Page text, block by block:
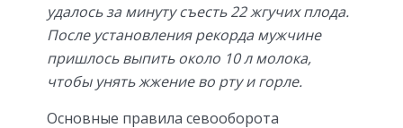
удалось за минуту съесть 22 жгучих плода.
После установления рекорда мужчине
пришлось выпить около 10 л молока,
чтобы унять жжение во рту и горле.
Основные правила севооборота